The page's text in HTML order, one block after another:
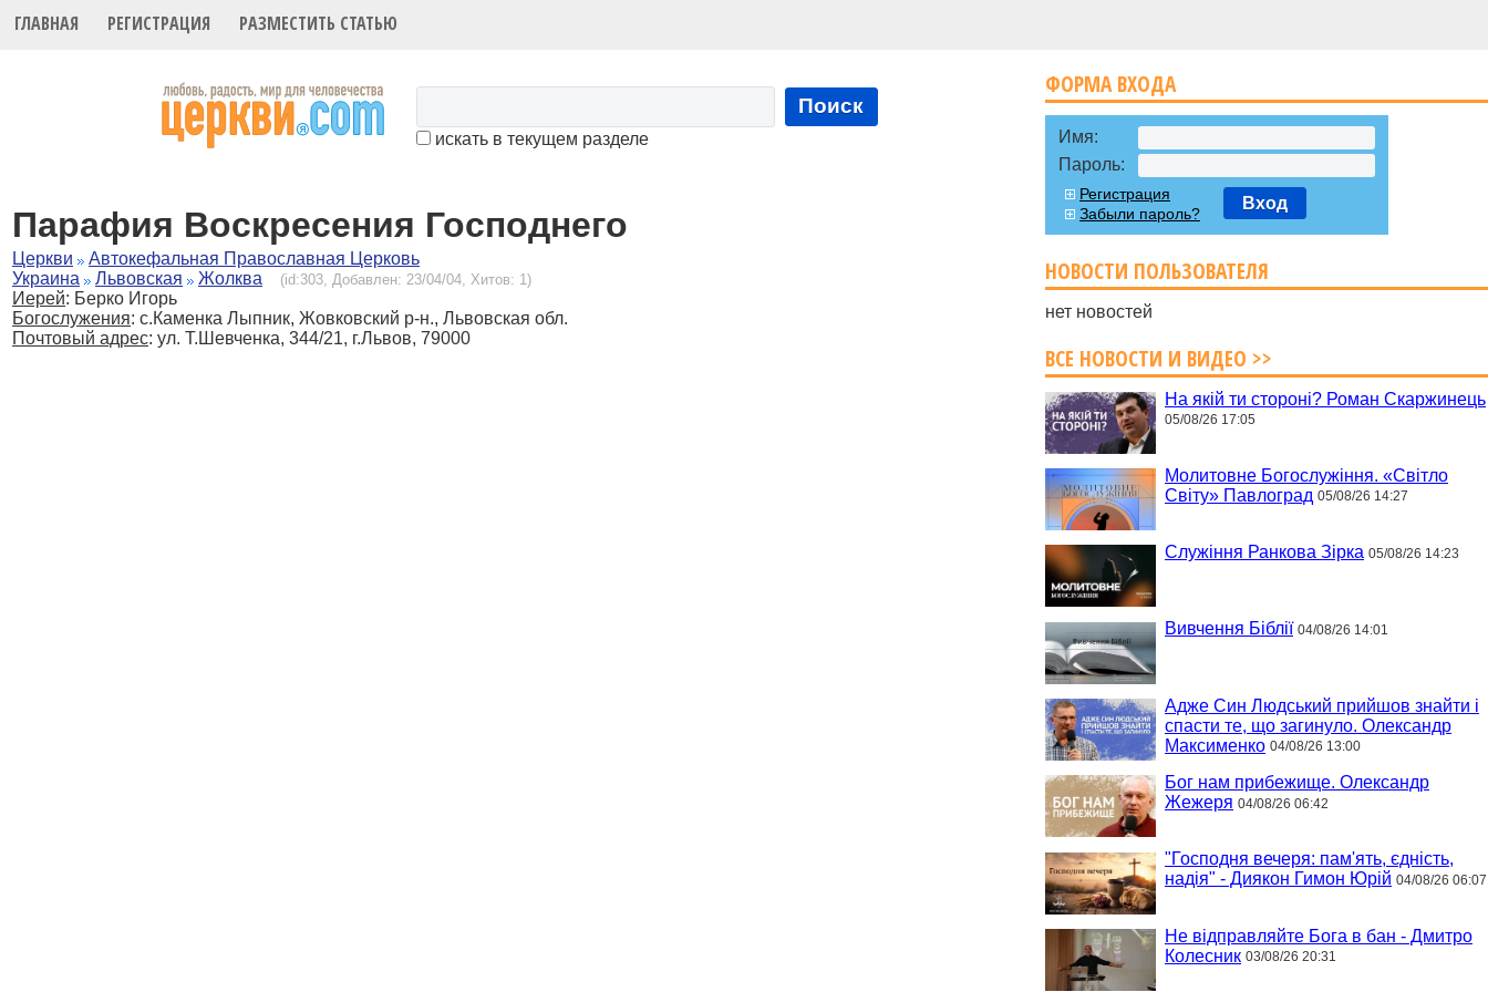
ГЛАВНАЯ РЕГИСТРАЦИЯ РАЗМЕСТИТЬ СТАТЬЮ
Поиск
искать в текущем разделе
Парафия Воскресения Господнего
Церкви
Автокефальная Православная Церковь
Украина
Львовская Жолква (id:303, Добавлен: 23/04/04, Хитов: 1)
Иерей: Берко Игорь
Богослужения: с.Каменка Лыпник, Жовковский р-н., Львовская обл.
Почтовый адрес: ул. Т.Шевченка, 344/21, г.Львов, 79000
ФОРМА ВХОДА
Имя:
Пароль:
Регистрация
Забыли пароль?
Вход
НОВОСТИ ПОЛЬЗОВАТЕЛЯ
нет новостей
ВСЕ НОВОСТИ И ВИДЕО >>
На якій ти стороні? Роман Скаржинець
05/08/26 17:05
Молитовне Богослужіння. «Світло
Світу» Павлоград 05/08/26 14:27
Служіння Ранкова Зірка 05/08/26 14:23
Вивчення Біблії 04/08/26 14:01
Адже Син Людський прийшов знайти і
спасти те, що загинуло. Олександр
Максименко 04/08/26 13:00
Бог нам прибежище. Олександр
Жежеря 04/08/26 06:42
"Господня вечеря: пам'ять, єдність,
надія" - Диякон Гимон Юрій 04/08/26 06:07
Не відправляйте Бога в бан - Дмитро
Колесник 03/08/26 20:31